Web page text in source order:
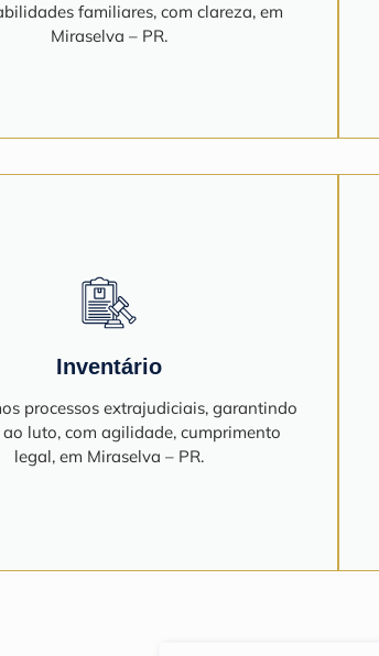
familiares, com clareza, em
Miraselva – PR.
Inventário
processos extrajudiciais, garantindo
ao luto, com agilidade, cumprimento
legal, em Miraselva – PR.